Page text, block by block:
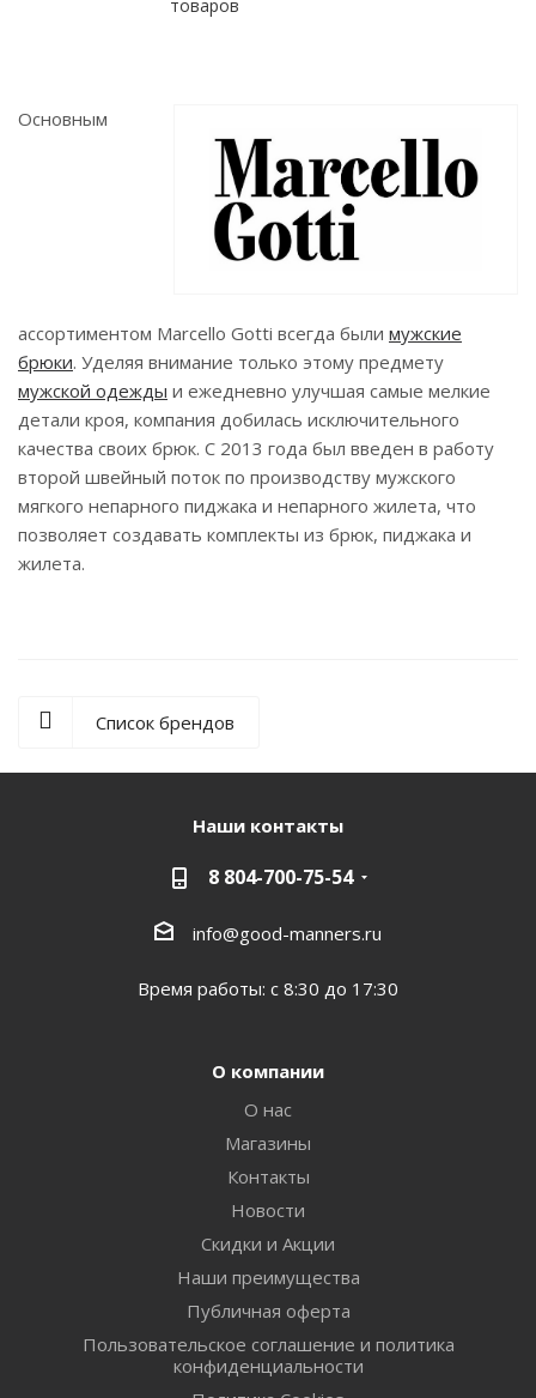
товаров
Основным
ассортиментом Marcello Gotti всегда были мужские
брюки. Уделяя внимание только этому предмету
мужской одежды и ежедневно улучшая самые мелкие
детали кроя, компания добилась исключительного
качества своих брюк. С 2013 года был введен в работу
второй швейный поток по производству мужского
мягкого непарного пиджака и непарного жилета, что
позволяет создавать комплекты из брюк, пиджака и
жилета.
Список брендов
Наши контакты
8 804-700-75-54
info@good-manners.ru
Время работы: с 8:30 до 17:30
О компании
О нас
Магазины
Контакты
Новости
Скидки и Акции
Наши преимущества
Публичная оферта
Пользовательское соглашение и политика
конфиденциальности